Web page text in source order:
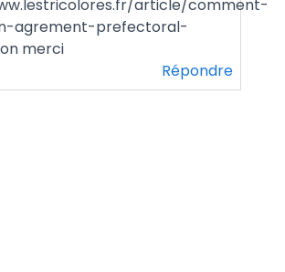
article/comment-
agrement-prefectoral-
merci
Répondre